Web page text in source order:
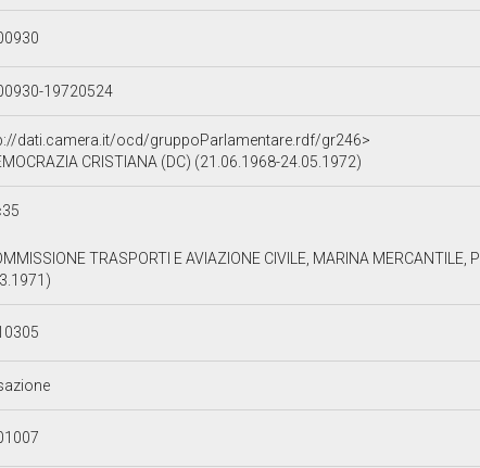
19720524
dati.camera.it/ocd/gruppoParlamentare.rdf/gr246>
CRISTIANA (DC) (21.06.1968-24.05.1972)
TRASPORTI E AVIAZIONE CIVILE, MARINA